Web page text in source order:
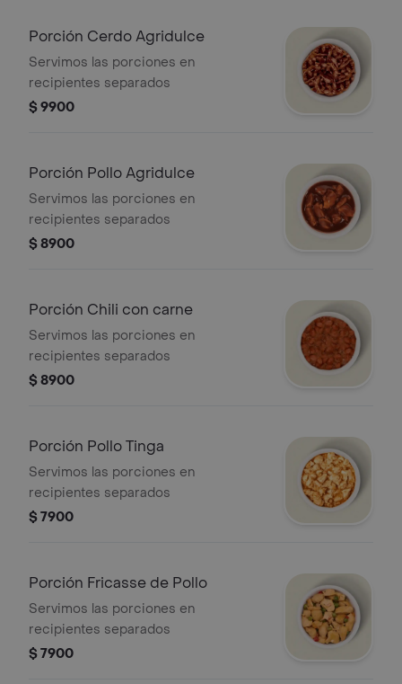
Porción Cerdo Agridulce
Servimos las porciones en
recipientes separados
$ 9900
Porción Pollo Agridulce
Servimos las porciones en
recipientes separados
$ 8900
Porción Chili con carne
Servimos las porciones en
recipientes separados
$ 8900
Porción Pollo Tinga
Servimos las porciones en
recipientes separados
$ 7900
Porción Fricasse de Pollo
Servimos las porciones en
recipientes separados
$ 7900